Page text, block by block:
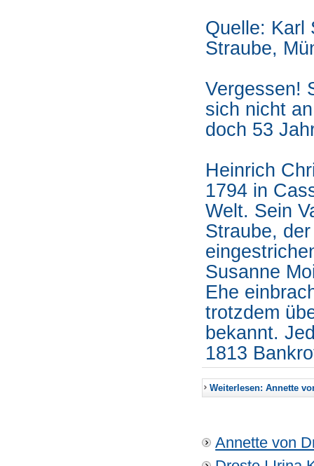
Quelle: Karl
Straube,
Vergessen!
sich nicht
doch 53
Heinrich
1794 in
Welt. Sein
Straube,
Susanne
Ehe
trotzdem
bekannt.
1813
Weiterlesen: Annette
Annette von